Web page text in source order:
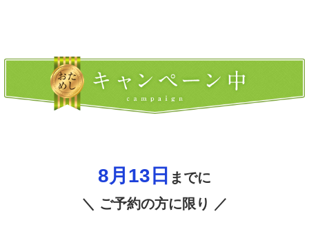
8月13 日 までに
＼ ご予約の方に限り ／